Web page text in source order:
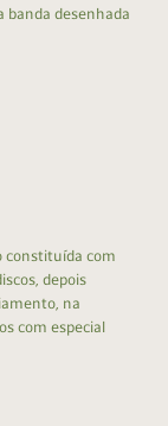
banda desenhada
constituída com
depois
na
com especial